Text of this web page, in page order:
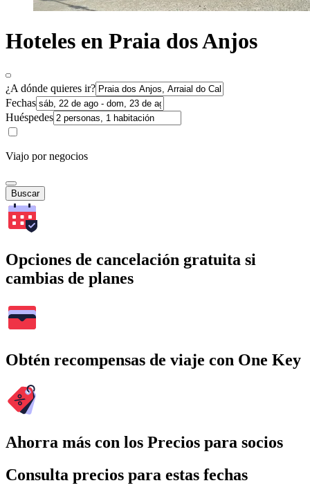
Hoteles en Praia dos Anjos
¿A dónde quieres ir?
Fechas
Huéspedes
Viajo por negocios
Buscar
Opciones de cancelación gratuita si
cambias de planes
Obtén recompensas de viaje con One Key
Ahorra más con los Precios para socios
Consulta precios para estas fechas